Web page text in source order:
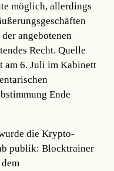
möglich, allerdings
angebotenen
Recht.Quelle
am 6. Juli im Kabinett
Ende
die Krypto-
publik: Blocktrainer